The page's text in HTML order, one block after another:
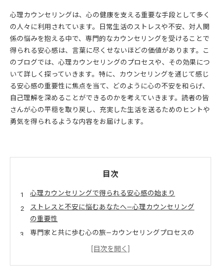
心理カウンセリングは、心の健康を支える重要な手段として多く
の人々に利用されています。日常生活のストレスや不安、対人関
係の悩みを抱える中で、専門的なカウンセリングを受けることで
得られる安心感は、言葉に尽くせないほどの価値があります。こ
のブログでは、心理カウンセリングのプロセスや、その効果につ
いて詳しく探っていきます。特に、カウンセリングを通じて感じ
る安心感の重要性に焦点を当て、どのように心の不安を和らげ、
自己理解を深めることができるのかを考えていきます。読者の皆
さんが心の平穏を取り戻し、充実した生活を送るためのヒントや
勇気を得られるような内容をお届けします。
目次
心理カウンセリングで得られる安心感の始まり
ストレスと不安に悩むあなたへ—心理カウンセリング
の重要性
専門家と共に歩む心の旅—カウンセリングプロセスの